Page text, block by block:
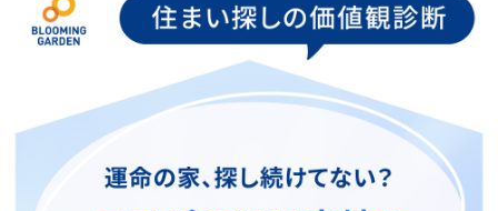
この物件を見ている人に
おすすめの物件